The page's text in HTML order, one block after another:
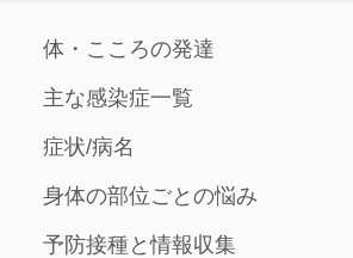
体・こころの発達
主な感染症一覧
症状/病名
身体の部位ごとの悩み
予防接種と情報収集